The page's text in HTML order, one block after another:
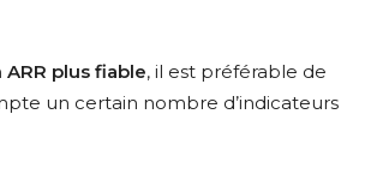
plus fiable, il est préférable de
un certain nombre d’indicateurs